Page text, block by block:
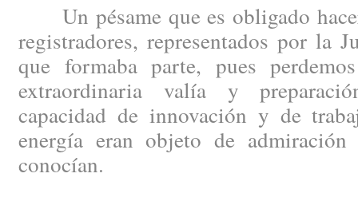
Un pésame que es obligado
registradores, representados por la
que formaba parte, pues
extraordinaria valía y
capacidad de innovación y de
energía eran objeto de
conocían.